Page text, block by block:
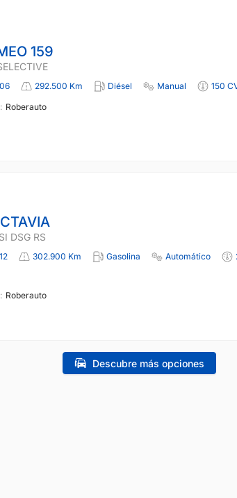
159
292.500 Km Diésel Manual 150
Roberauto
DSG RS
302.900 Km Gasolina Automático
Roberauto
Descubre más opciones